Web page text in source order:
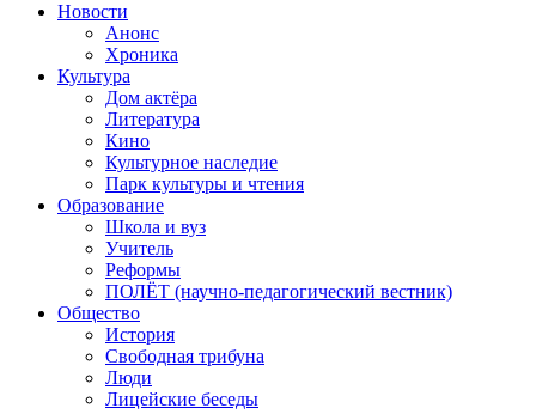
Новости
Анонс
Хроника
Культура
Дом актёра
Литература
Кино
Культурное наследие
Парк культуры и чтения
Образование
Школа и вуз
Учитель
Реформы
ПОЛЁТ (научно-педагогический вестник)
Общество
История
Свободная трибуна
Люди
Лицейские беседы